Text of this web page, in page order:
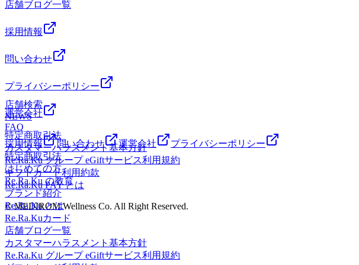
店舗ブログ一覧
採用情報
問い合わせ
プライバシーポリシー
運営会社
特定商取引法
カスタマーハラスメント基本方針
Re.Ra.Ku グループ eGiftサービス利用規約
ギフトカード利用約款
Re.Ra.Ku PAY とは
© MEDIROM Wellness Co. All Right Reserved.
店舗検索
NEWS
FAQ
採用情報
問い合わせ 運営会社
プライバシーポリシー
特定商取引法
はじめての方
Re.Ra.Ku の教育
ブランド紹介
Re.Ra.Ku とは
Re.Ra.Kuカード
店舗ブログ一覧
カスタマーハラスメント基本方針
Re.Ra.Ku グループ eGiftサービス利用規約